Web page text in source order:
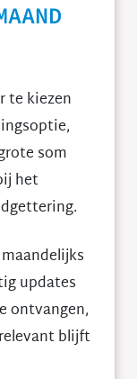
te kiezen
som
het
updates
ontvangen,
blijft